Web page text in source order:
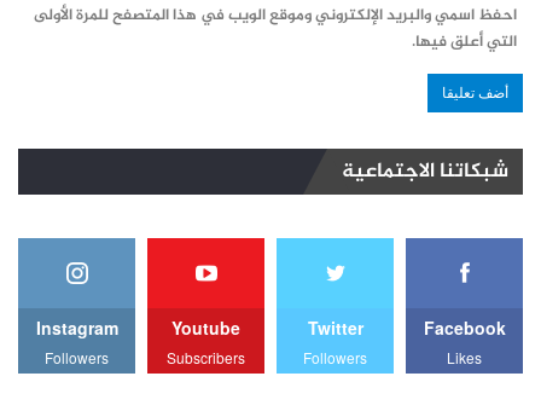
احفظ اسمي والبريد الإلكتروني وموقع الويب في هذا المتصفح للمرة الأولى
التي أعلق فيها.
شبكاتنا الاجتماعية
Facebook
Likes
Twitter
Followers
Youtube
Subscribers
Instagram
Followers